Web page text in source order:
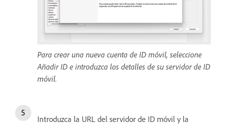
Para crear una nueva cuenta de ID móvil, seleccione
Añadir ID e introduzca los detalles de su servidor de ID
móvil.
Introduzca la URL del servidor de ID móvil y la